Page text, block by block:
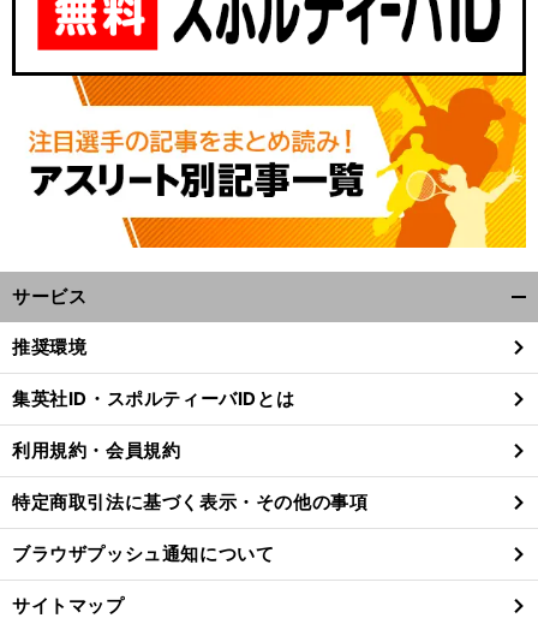
【
】 l
へ
サービス
閉
る
推奨環境
集英社ID・スポルティーバIDとは
利用規約・会員規約
特定商取引法に基づく表示・その他の事項
ブラウザプッシュ通知について
サイトマップ